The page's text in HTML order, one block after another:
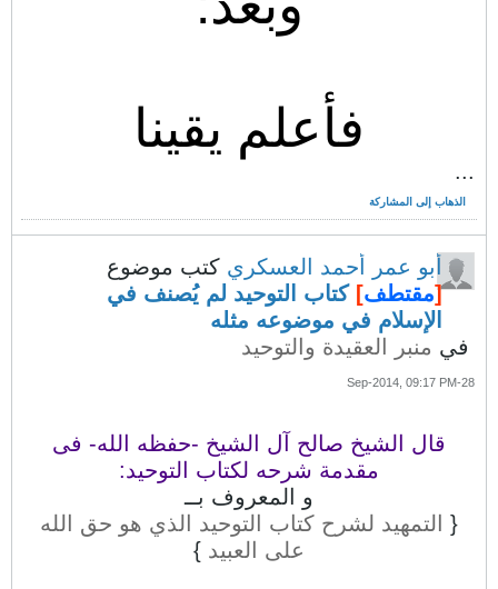
فأعلم يقينا
...
الذهاب إلى المشاركة
أبو عمر أحمد العسكري كتب موضوع
[مقتطف] كتاب التوحيد لم يُصنف في
الإسلام في موضوعه مثله
في منبر العقيدة والتوحيد
28-Sep-2014, 09:17 PM
قال الشيخ صالح آل الشيخ -حفظه الله- فى
مقدمة شرحه لكتاب التوحيد:
و المعروف بــ
{ التمهيد لشرح كتاب التوحيد الذي هو حق الله
على العبيد }